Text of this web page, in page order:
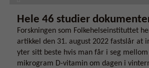
Hele 46 studier
Forskningen som Folkehelseinstituttet
artikkel den 31. august 2022 fastslår at
yter sitt beste hvis man får i seg mellom
mikrogram D-vitamin om dagen i